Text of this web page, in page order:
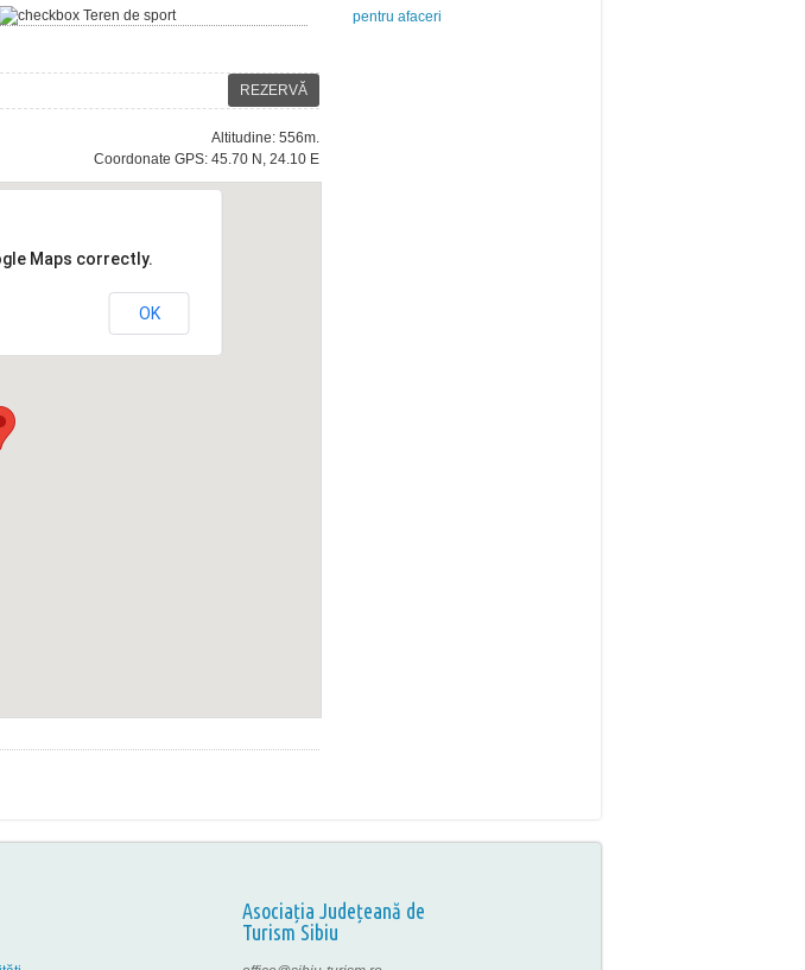
Teren de sport
REZERVĂ
Altitudine: 556m.
Coordonate GPS: 45.70 N, 24.10 E
Maps correctly.
OK
pentru afaceri
Asociația Județeană de
Turism Sibiu